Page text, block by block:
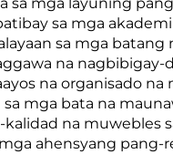
sa mga
sa mga
na
na organisado
mga bata na
kalidad na
ahensyang